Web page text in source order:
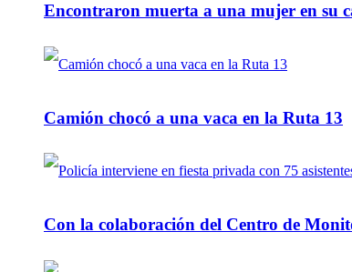
Encontraron muerta a una mujer en su
Camión chocó a una vaca en la Ruta 13
Con la colaboración del Centro de